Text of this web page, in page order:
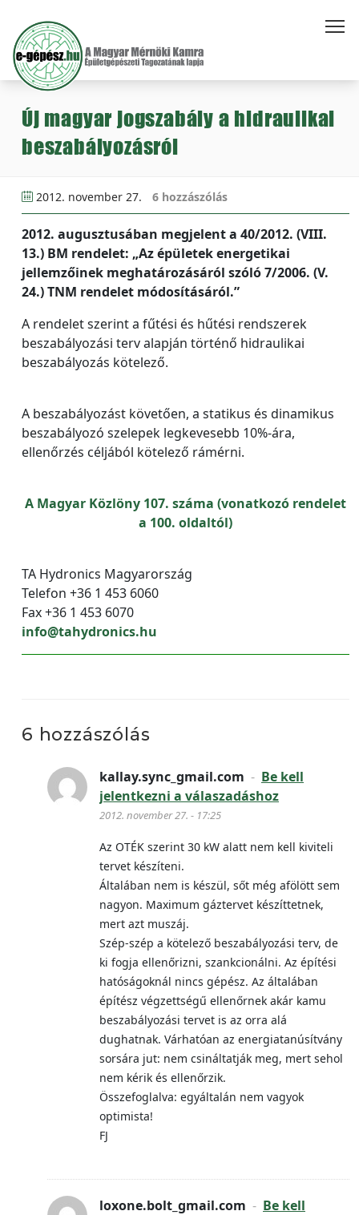
Új magyar jogszabály a hidraulikai
beszabályozásról
2012. november 27. 6 hozzászólás
2012. augusztusában megjelent a 40/2012. (VIII.
13.) BM rendelet: „Az épületek energetikai
jellemzőinek meghatározásáról szóló 7/2006. (V.
24.) TNM rendelet módosításáról.”
A rendelet szerint a fűtési és hűtési rendszerek
beszabályozási terv alapján történő hidraulikai
beszabályozás kötelező.
A beszabályozást követően, a statikus és dinamikus
beszabályozó szelepek legkevesebb 10%-ára,
ellenőrzés céljából kötelező rámérni.
A Magyar Közlöny 107. száma (vonatkozó rendelet
a 100. oldaltól)
TA Hydronics Magyarország
Telefon +36 1 453 6060
Fax +36 1 453 6070
info@tahydronics.hu
6 hozzászólás
kallay.sync_gmail.com - Be kell
jelentkezni a válaszadáshoz
2012. november 27. - 17:25
Az OTÉK szerint 30 kW alatt nem kell kiviteli
tervet készíteni.
Általában nem is készül, sőt még afölött sem
nagyon. Maximum gáztervet készíttetnek,
mert azt muszáj.
Szép-szép a kötelező beszabályozási terv, de
ki fogja ellenőrizni, szankcionálni. Az építési
hatóságoknál nincs gépész. Az általában
építész végzettségű ellenőrnek akár kamu
beszabályozási tervet is az orra alá
dughatnak. Várhatóan az energiatanúsítvány
sorsára jut: nem csináltatják meg, mert sehol
nem kérik és ellenőrzik.
Összefoglalva: egyáltalán nem vagyok
optimista!
FJ
loxone.bolt_gmail.com - Be kell